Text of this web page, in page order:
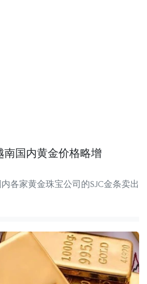
南国内黄金价格略增
各家黄金珠宝公司的SJC金条卖出